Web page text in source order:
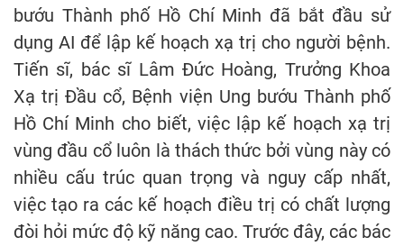
bướu Thành phố Hồ Chí Minh đã bắt đầu sử
dụng AI để lập kế hoạch xạ trị cho người bệnh.
Tiến sĩ, bác sĩ Lâm Đức Hoàng, Trưởng Khoa
Xạ trị Đầu cổ, Bệnh viện Ung bướu Thành phố
Hồ Chí Minh cho biết, việc lập kế hoạch xạ trị
vùng đầu cổ luôn là thách thức bởi vùng này có
nhiều cấu trúc quan trọng và nguy cấp nhất,
việc tạo ra các kế hoạch điều trị có chất lượng
đòi hỏi mức độ kỹ năng cao. Trước đây, các bác